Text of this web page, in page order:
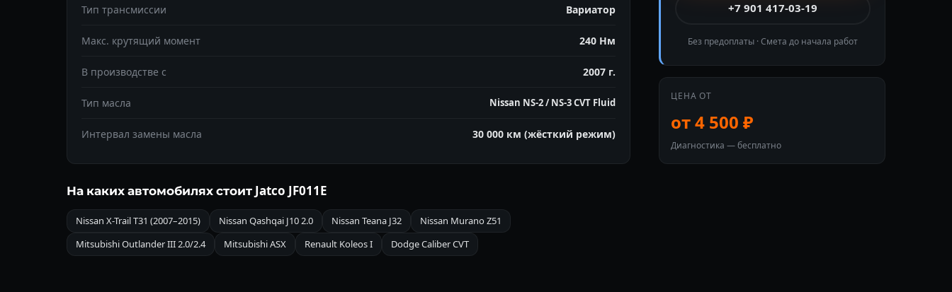
Тип трансмиссии Вариатор
Макс. крутящий момент 240 Нм
В производстве с 2007 г.
Тип масла Nissan NS-2 / NS-3 CVT Fluid
Интервал замены масла 30 000 км (жёсткий режим)
На каких автомобилях стоит Jatco JF011E
Nissan X-Trail T31 (2007–2015) Nissan Qashqai J10 2.0 Nissan Teana J32
Nissan Murano Z51
Mitsubishi Outlander III 2.0/2.4
Mitsubishi ASX Renault Koleos I Dodge Caliber CVT
+7 901 417-03-19
Без предоплаты · Смета до начала работ
ЦЕНА ОТ
от 4 500 ₽
Диагностика — бесплатно